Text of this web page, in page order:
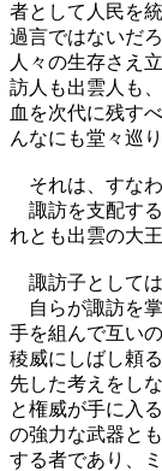
者として人民を
過言ではないだ
人々の生存さえ
訪人も出雲人も
血を次代に残す
んなにも堂々巡
それは、すなわ
諏訪を支配す
れとも出雲の大
諏訪子として
自らが諏訪を
手を組んで互い
稜威にしばし頼
先した考えをし
と権威が手に入
の強力な武器と
する者であり、